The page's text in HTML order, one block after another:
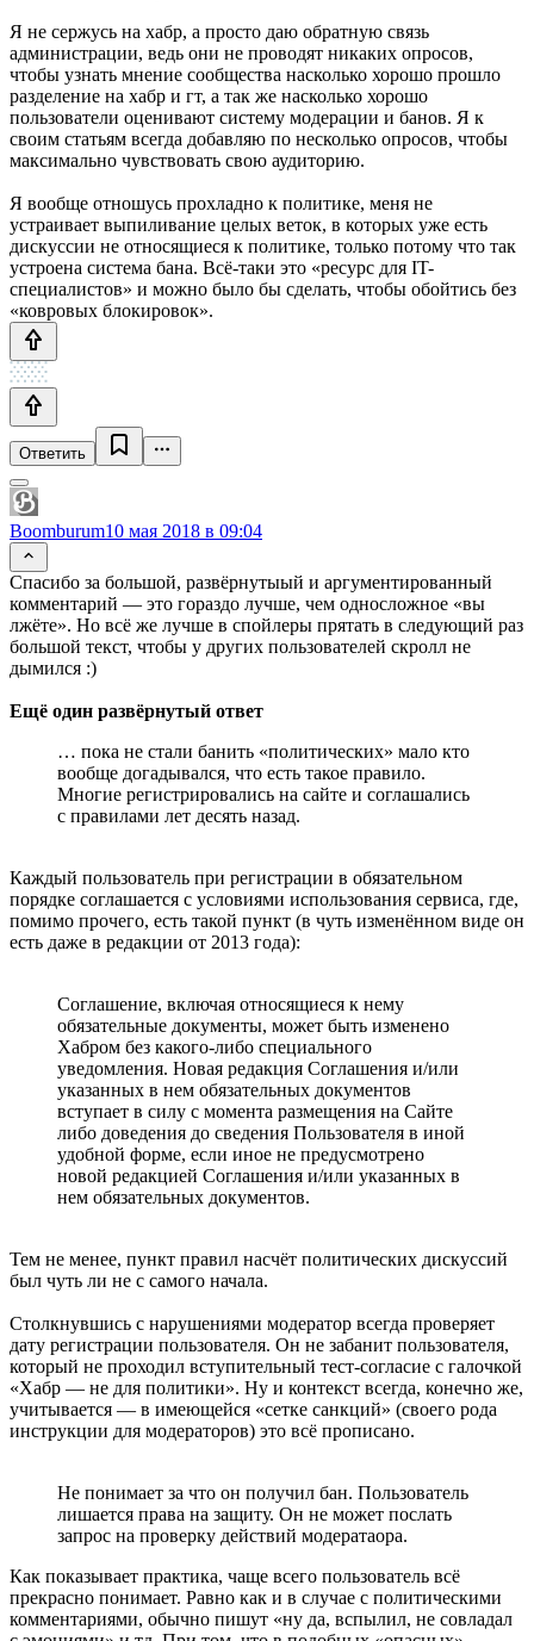
Я не сержусь на хабр, а просто даю обратную связь
администрации, ведь они не проводят никаких опросов,
чтобы узнать мнение сообщества насколько хорошо прошло
разделение на хабр и гт, а так же насколько хорошо
пользователи оценивают систему модерации и банов. Я к
своим статьям всегда добавляю по несколько опросов, чтобы
максимально чувствовать свою аудиторию.
Я вообще отношусь прохладно к политике, меня не
устраивает выпиливание целых веток, в которых уже есть
дискуссии не относящиеся к политике, только потому что так
устроена система бана. Всё-таки это «ресурс для IT-
специалистов» и можно было бы сделать, чтобы обойтись без
«ковровых блокировок».
Ответить
Boomburum10 мая 2018 в 09:04
Спасибо за большой, развёрнутыый и аргументированный
комментарий — это гораздо лучше, чем односложное «вы
лжёте». Но всё же лучше в спойлеры прятать в следующий раз
большой текст, чтобы у других пользователей скролл не
дымился :)
Ещё один развёрнутый ответ
… пока не стали банить «политических» мало кто
вообще догадывался, что есть такое правило.
Многие регистрировались на сайте и соглашались
с правилами лет десять назад.
Каждый пользователь при регистрации в обязательном
порядке соглашается с условиями использования сервиса, где,
помимо прочего, есть такой пункт (в чуть изменённом виде он
есть даже в редакции от 2013 года):
Соглашение, включая относящиеся к нему
обязательные документы, может быть изменено
Хабром без какого-либо специального
уведомления. Новая редакция Соглашения и/или
указанных в нем обязательных документов
вступает в силу с момента размещения на Сайте
либо доведения до сведения Пользователя в иной
удобной форме, если иное не предусмотрено
новой редакцией Соглашения и/или указанных в
нем обязательных документов.
Тем не менее, пункт правил насчёт политических дискуссий
был чуть ли не с самого начала.
Столкнувшись с нарушениями модератор всегда проверяет
дату регистрации пользователя. Он не забанит пользователя,
который не проходил вступительный тест-согласие с галочкой
«Хабр — не для политики». Ну и контекст всегда, конечно же,
учитывается — в имеющейся «сетке санкций» (своего рода
инструкции для модераторов) это всё прописано.
Не понимает за что он получил бан. Пользователь
лишается права на защиту. Он не может послать
запрос на проверку действий модератаора.
Как показывает практика, чаще всего пользователь всё
прекрасно понимает. Равно как и в случае с политическими
комментариями, обычно пишут «ну да, вспылил, не совладал